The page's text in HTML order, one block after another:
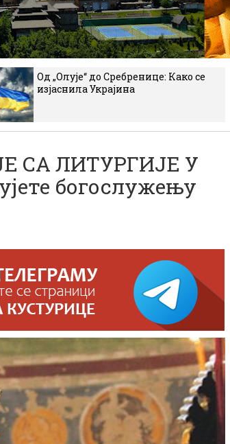
Од „Олује“ до Сребренице: Како се
изјаснила Украјина
СА ЛИТУРГИЈЕ У
богослужењу